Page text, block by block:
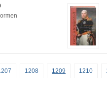
1208 1209 1210